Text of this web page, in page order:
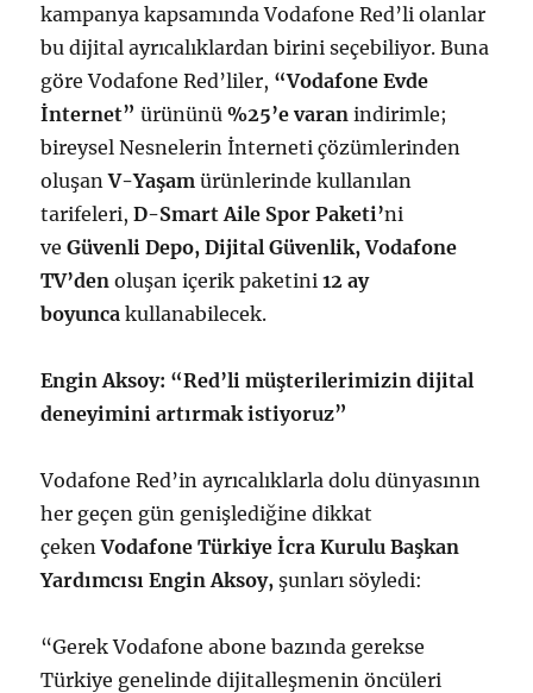
kampanya kapsamında Vodafone Red’li olanlar
bu dijital ayrıcalıklardan birini seçebiliyor. Buna
göre Vodafone Red’liler, “Vodafone Evde
İnternet” ürününü%25’e varan indirimle;
bireysel Nesnelerin İnterneti çözümlerinden
oluşanV-Yaşam ürünlerinde kullanılan
tarifeleri,D-Smart Aile Spor Paketi’ni
veGüvenli Depo, Dijital Güvenlik, Vodafone
TV’denoluşan içerik paketini12 ay
boyunca kullanabilecek.
Engin Aksoy: “Red’li müşterilerimizin dijital
deneyimini artırmak istiyoruz”
Vodafone Red’in ayrıcalıklarla dolu dünyasının
her geçen gün genişlediğine dikkat
çekenVodafone Türkiye İcra Kurulu Başkan
Yardımcısı Engin Aksoy, şunları söyledi:
“Gerek Vodafone abone bazında gerekse
Türkiye genelinde dijitalleşmenin öncüleri